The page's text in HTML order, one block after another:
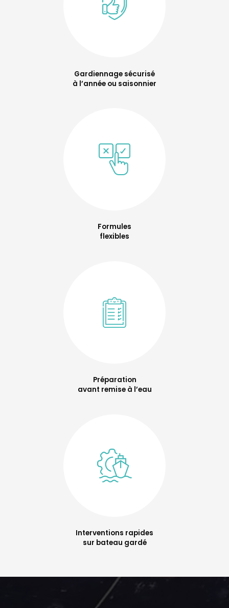
Gardiennage sécurisé
à l’année ou saisonnier
Formules
flexibles
Préparation
avant remise à l’eau
Interventions rapides
sur bateau gardé